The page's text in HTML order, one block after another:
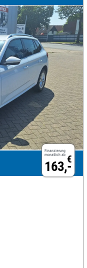
Finanzierung
monatlich ab €
163,-